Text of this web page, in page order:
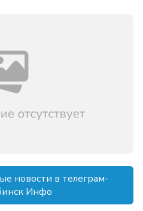
новости в телеграм-
Инфо